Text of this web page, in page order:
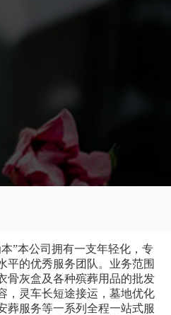
”本公司拥有一支年轻化，专
平的优秀服务团队。业务范围
骨灰盒及各种殡葬用品的批发
，灵车长短途接运，墓地优化
葬服务等一系列全程一站式服